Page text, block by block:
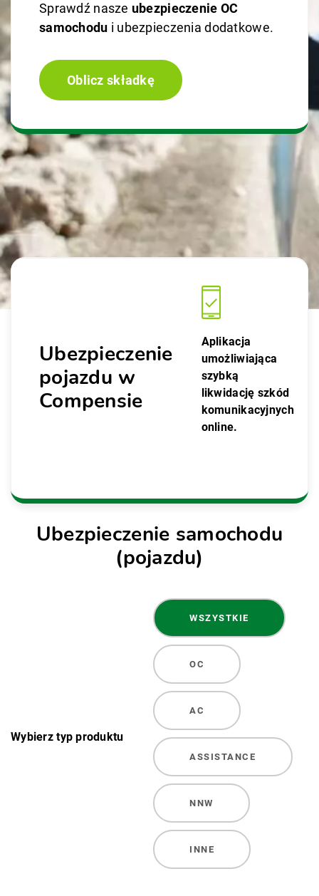
Sprawdź nasze ubezpieczenie OC
samochodu i ubezpieczenia dodatkowe.
Oblicz składkę
Ubezpieczenie
pojazdu w
Compensie
Aplikacja
umożliwiająca
szybką
likwidację szkód
komunikacyjnych
online.
Ubezpieczenie samochodu
(pojazdu)
Wybierz typ produktu
WSZYSTKIE
OC
AC
ASSISTANCE
NNW
INNE